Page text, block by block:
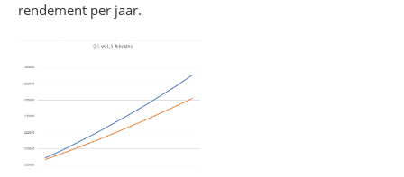
rendement per jaar.